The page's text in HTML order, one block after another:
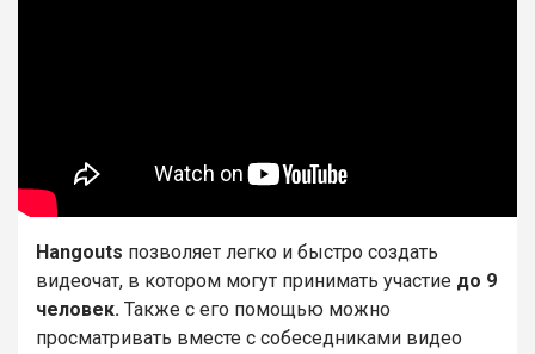
Hangouts позволяет легко и быстро создать
видеочат, в котором могут принимать участие до 9
человек. Также с его помощью можно
просматривать вместе с собеседниками видео